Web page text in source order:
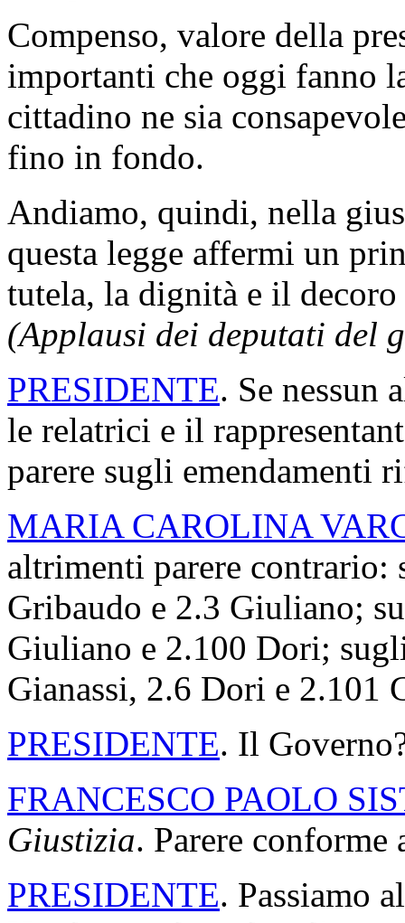
Compenso, valore della
importanti che oggi fanno
cittadino ne sia
fino in fondo.
Andiamo, quindi, nella
questa legge affermi un
tutela, la dignità e il
(Applausi dei deputati del
PRESIDENTE. Se nessun
le relatrici e il
parere sugli emendamenti
MARIA CAROLINA
altrimenti parere contrario:
Gribaudo e 2.3 Giuliano;
Giuliano e 2.100 Dori;
Gianassi, 2.6 Dori e 2.101
PRESIDENTE. Il
FRANCESCO PAOLO
Giustizia. Parere
PRESIDENTE. Passiamo